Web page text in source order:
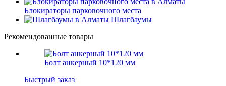
Блокираторы парковочного места
Шлагбаумы
Рекомендованные товары
Болт анкерный 10*120 мм
Быстрый заказ